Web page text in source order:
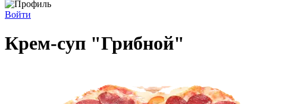
Войти
Крем-суп "Грибной"